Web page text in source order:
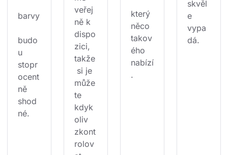
barvy
budo
u
stopr
ocent
ně
shod
né.
veřej
ně k
dispo
zici,
takže
si je
může
te
kdyk
oliv
zkont
rolov
který
něco
takov
ého
nabízí
.
skvěl
e
vypa
dá.